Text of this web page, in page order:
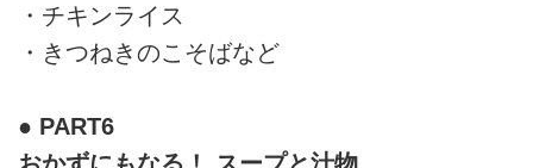
・チキンライス
・きつねきのこそばなど
● PART6